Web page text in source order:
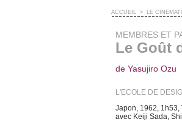
ACCUEIL > LE
MEMBRES ET
Le Goût
de Yasujiro Ozu
L'ECOLE DE
Japon, 1962, 1h53,
avec Keiji Sada,